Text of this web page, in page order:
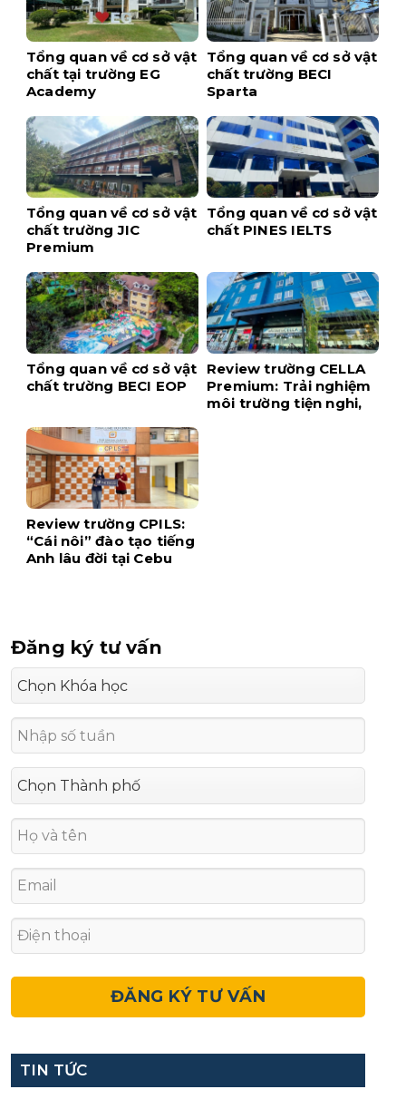
Tổng quan về cơ sở vật
chất tại trường EG
Academy
Tổng quan về cơ sở vật
chất trường BECI
Sparta
Tổng quan về cơ sở vật
chất trường JIC
Premium
Tổng quan về cơ sở vật
chất PINES IELTS
Tổng quan về cơ sở vật
chất trường BECI EOP
Review trường CELLA
Premium: Trải nghiệm
môi trường tiện nghi,
Review trường CPILS:
“Cái nôi” đào tạo tiếng
Anh lâu đời tại Cebu
Đăng ký tư vấn
TIN TỨC